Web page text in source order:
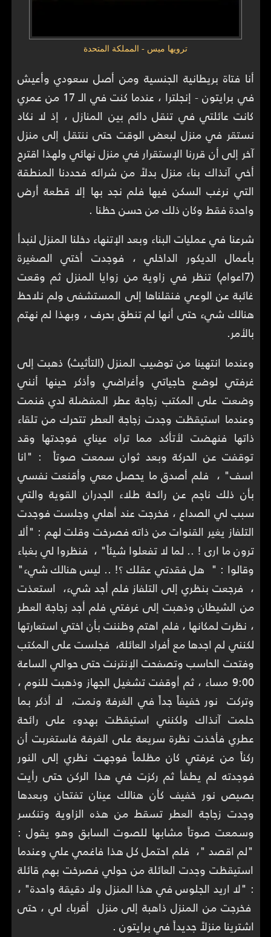
ترويها ميس - المملكة المتحدة
أنا فتاة بريطانية الجنسية ومن أصل سعودي وأعيش
في برايتون - إنجلترا ، عندما كنت في الـ 17 من عمري
كانت عائلتي في تنقل دائم بين المنازل ، إذ لا نكاد
نستقر في منزل لبعض الوقت حتى ننتقل إلى منزل
آخر إلى أن قررنا الإستقرار في منزل نهائي ولهذا اقترح
أخي آنذاك بناء منزل بدلاً من شرائه فحددنا المنطقة
التي نرغب السكن فيها فلم نجد بها إلا قطعة أرض
واحدة فقط وكان ذلك من حسن حظنا .
شرعنا في عمليات البناء وبعد الإتنهاء دخلنا المنزل لنبدأ
بأعمال الديكور الداخلي ، فوجدت أختي الصغيرة
(7اعوام) تنظر في زاوية من زوايا المنزل ثم وقعت
غائبة عن الوعي فنقلناها إلى المستشفى ولم نلاحظ
هنالك شيء حتى أنها لم تنطق بحرف ، وبهذا لم نهتم
بالأمر.
وعندما انتهينا من توضيب المنزل (التأثيث) ذهبت إلى
غرفتي لوضع حاجياتي وأغراضي وأذكر حينها أنني
وضعت على المكتب زجاجة عطر المفضلة لدي فنمت
وعندما استيقظت وجدت زجاجة العطر تتحرك من تلقاء
ذاتها فنهضت لأتأكد مما تراه عيناي فوجدتها وقد
توقفت عن الحركة وبعد ثوان سمعت صوتاً : "انا
اسف" ، فلم أصدق ما يحصل معي وأقنعت نفسي
بأن ذلك ناجم عن رائحة طلاء الجدران القوية والتي
سبب لي الصداع ، فخرجت عند أهلي وجلست فوجدت
التلفاز يغير القنوات من ذاته فصرخت وقلت لهم : "ألا
ترون ما ارى ! .. لما لا تفعلوا شيئاً" ، فنظروا لي بغباء
وقالوا : " هل فقدتي عقلك ؟! .. ليس هنالك شيء"
، فرجعت بنظري إلى التلفاز فلم أجد شيء، استعذت
من الشيطان وذهبت إلى غرفتي فلم أجد زجاجة العطر
، نظرت لمكانها ، فلم اهتم وظننت بأن اختي استعارتها
لكنني لم اجدها مع أفراد العائلة، فجلست على المكتب
وفتحت الحاسب وتصفحت الإنترنت حتى حوالي الساعة
9:00 مساء ، ثم أوقفت تشغيل الجهاز وذهبت للنوم ،
وتركت نور خفيفاً جداً في الغرفة ونمت، لا أذكر بما
حلمت آنذاك ولكنني استيقظت بهدوء على رائحة
عطري فأخذت نظرة سريعة على الغرفة فاستغربت أن
ركناً من غرفتي كان مظلماً فوجهت نظري إلى النور
فوجدته لم يطفأ ثم ركزت في هذا الركن حتى رأيت
بصيص نور خفيف كأن هنالك عينان تفتحان وبعدها
وجدت زجاجة العطر تسقط من هذه الزاوية وتنكسر
وسمعت صوتاً مشابها للصوت السابق وهو يقول :
"لم اقصد "، فلم احتمل كل هذا فاغمي علي وعندما
استيقظت وجدت العائلة من حولي فصرخت بهم قائلة
: "لا اريد الجلوس في هذا المنزل ولا دقيقة واحدة" ،
فخرجت من المنزل ذاهبة إلى منزل أقرباء لي ، حتى
اشترينا منزلاً جديداً في برايتون .